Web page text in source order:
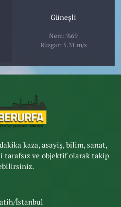
Güneşli
Nem: %69
Rüzgar: 5.31 m/s
kaza, asayiş, bilim, sanat,
ve objektif olarak takip
İstanbul